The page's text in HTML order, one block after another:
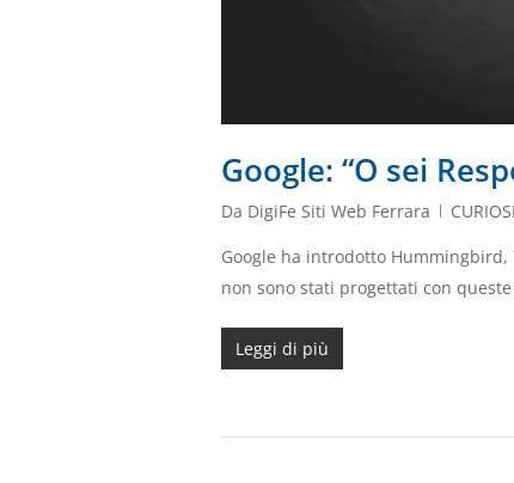
Google: “O sei
Da DigiFe Siti Web Ferrara
Google ha introdotto
non sono stati progettati con
Leggi di più